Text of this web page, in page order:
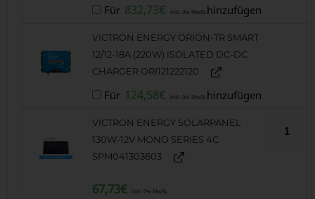
Für 832,73€ inkl. 0% MwSt. hinzufügen
VICTRON ENERGY ORION-TR SMART
12/12-18A (220W) ISOLATED DC-DC
CHARGER ORI121222120
Für 124,58€ inkl. 0% MwSt. hinzufügen
VICTRON ENERGY SOLARPANEL
130W-12V MONO SERIES 4C
SPM041303603
67,73€ inkl. 0% MwSt.